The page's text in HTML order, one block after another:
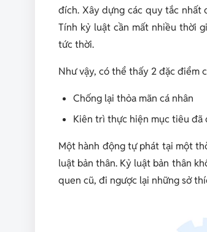
đích. Xây dựng các quy tắc nhất
Tính kỷ luật cần mất nhiều thời
tức thời.
Như vậy, có thể thấy 2 đặc điểm
Chống lại thỏa mãn cá nhân
Kiên trì thực hiện mục tiêu đã
Một hành động tự phát tại một
luật bản thân. Kỷ luật bản thân
quen cũ, đi ngược lại những sở